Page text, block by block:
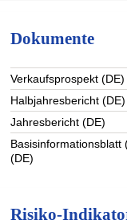
Bank Account GBP
Bank Account USD
Microsoft Corp (0.67%)
SWC (LU) EF Sust
TOTAL SA (0.59%)
SWC (LU) EF Sust
SAP ORD (0.55%)
Bank Account CNY
Rest (32.76%)
Dokumente
Verkaufsprospekt (DE)
Halbjahresbericht (DE)
Jahresbericht (DE)
Basisinformationsblatt
(DE)
Risiko-